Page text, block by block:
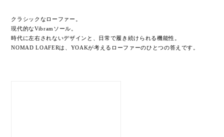
クラシックなローファー。
現代的なVibramソール。
時代に左右されないデザインと、日常で履き続けられる機能性。
NOMAD LOAFERは、YOAKが考えるローファーのひとつの答えです。